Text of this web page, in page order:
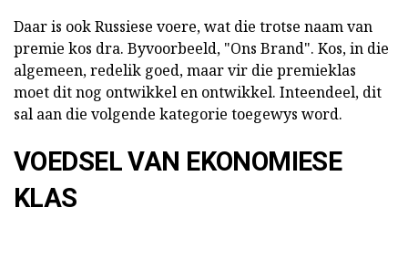
Daar is ook Russiese voere, wat die trotse naam van
premie kos dra. Byvoorbeeld, "Ons Brand". Kos, in die
algemeen, redelik goed, maar vir die premieklas
moet dit nog ontwikkel en ontwikkel. Inteendeel, dit
sal aan die volgende kategorie toegewys word.
VOEDSEL VAN EKONOMIESE
KLAS